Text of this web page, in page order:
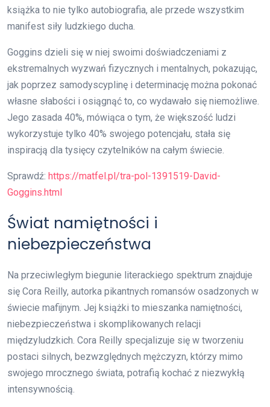
książka to nie tylko autobiografia, ale przede wszystkim
manifest siły ludzkiego ducha.
Goggins dzieli się w niej swoimi doświadczeniami z
ekstremalnych wyzwań fizycznych i mentalnych, pokazując,
jak poprzez samodyscyplinę i determinację można pokonać
własne słabości i osiągnąć to, co wydawało się niemożliwe.
Jego zasada 40%, mówiąca o tym, że większość ludzi
wykorzystuje tylko 40% swojego potencjału, stała się
inspiracją dla tysięcy czytelników na całym świecie.
Sprawdź: https://matfel.pl/tra-pol-1391519-David-
Goggins.html
Świat namiętności i
niebezpieczeństwa
Na przeciwległym biegunie literackiego spektrum znajduje
się Cora Reilly, autorka pikantnych romansów osadzonych w
świecie mafijnym. Jej książki to mieszanka namiętności,
niebezpieczeństwa i skomplikowanych relacji
międzyludzkich. Cora Reilly specjalizuje się w tworzeniu
postaci silnych, bezwzględnych mężczyzn, którzy mimo
swojego mrocznego świata, potrafią kochać z niezwykłą
intensywnością.